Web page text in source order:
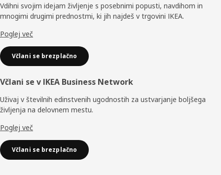
Vdihni svojim idejam življenje s posebnimi popusti, navdihom in
mnogimi drugimi prednostmi, ki jih najdeš v trgovini IKEA.
Poglej več
Včlani se brezplačno
Včlani se v IKEA Business Network
Uživaj v številnih edinstvenih ugodnostih za ustvarjanje boljšega
življenja na delovnem mestu.
Poglej več
Včlani se brezplačno